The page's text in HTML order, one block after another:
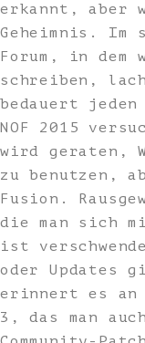
erkannt, aber
Geheimnis. Im
Forum, in
schreiben,
bedauert
NOF 2015
wird geraten,
zu benutzen,
Fusion.
die man sich
ist
oder Updates
erinnert es an
3, das man